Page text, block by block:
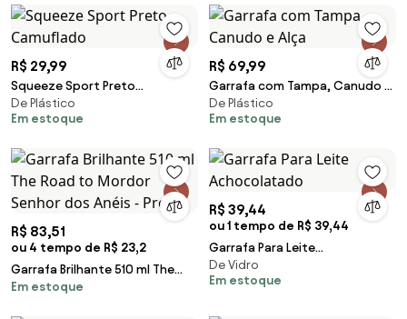
R$ 29,99
Squeeze Sport Preto
Camuflado
De Plástico
Em estoque
R$ 69,99
Garrafa com Tampa, Canudo e
Alça
De Plástico
Em estoque
R$ 83,51
ou 4 tempo de R$ 23,2
Garrafa Brilhante 510 ml The
Road to Mordor Senhor dos
Em estoque
R$ 39,44
ou 1 tempo de R$ 39,44
Garrafa Para Leite
Achocolatado
De Vidro
Em estoque